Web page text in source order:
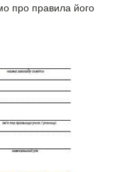
про правила його